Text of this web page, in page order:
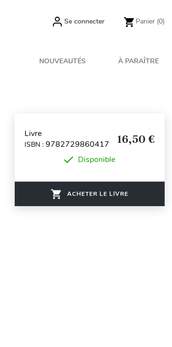
Se connecter Panier (0)
NOUVEAUTÉS À PARAÎTRE
Livre
ISBN : 9782729860417 16,50 €
Disponible
ACHETER LE LIVRE